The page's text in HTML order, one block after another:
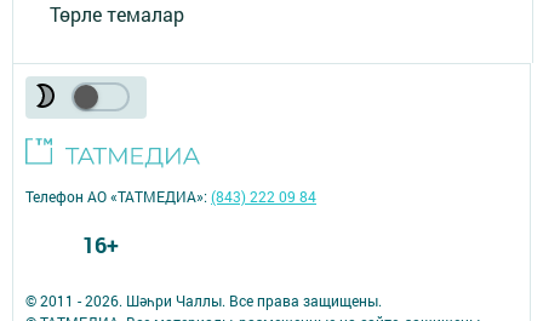
Төрле темалар
© 2011 - 2026. Шәһри Чаллы. Все права защищены.
Телефон АО «ТАТМЕДИА»:(843) 222 09 84
16+